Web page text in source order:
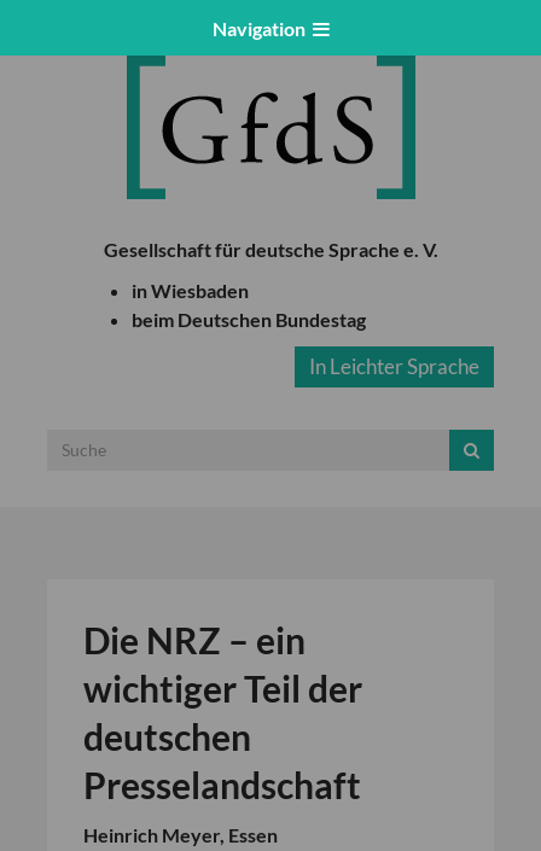
Navigation
Gesellschaft für deutsche Sprache e. V.
in Wiesbaden
beim Deutschen Bundestag
In Leichter Sprache
Die NRZ – ein
wichtiger Teil der
deutschen
Presselandschaft
Heinrich Meyer, Essen